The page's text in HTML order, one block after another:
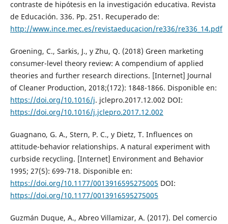
contraste de hipótesis en la investigación educativa. Revista
de Educación. 336. Pp. 251. Recuperado de:
http://www.ince.mec.es/revistaeducacion/re336/re336_14.pdf
Groening, C., Sarkis, J., y Zhu, Q. (2018) Green marketing
consumer-level theory review: A compendium of applied
theories and further research directions. [Internet] Journal
of Cleaner Production, 2018;(172): 1848-1866. Disponible en:
https://doi.org/10.1016/j. jclepro.2017.12.002 DOI:
https://doi.org/10.1016/j.jclepro.2017.12.002
Guagnano, G. A., Stern, P. C., y Dietz, T. Influences on
attitude-behavior relationships. A natural experiment with
curbside recycling. [Internet] Environment and Behavior
1995; 27(5): 699-718. Disponible en:
https://doi.org/10.1177/0013916595275005 DOI:
https://doi.org/10.1177/0013916595275005
Guzmán Duque, A., Abreo Villamizar, A. (2017). Del comercio